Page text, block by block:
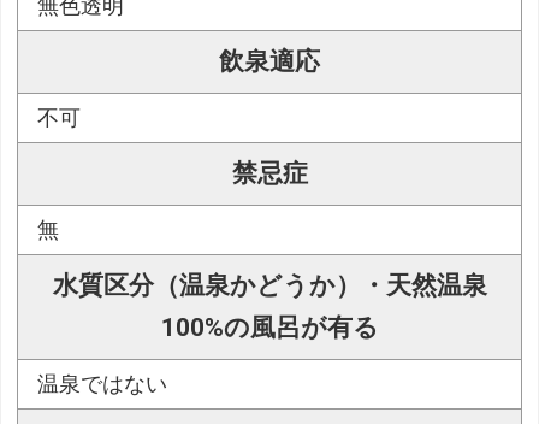
無色透明
飲泉適応
不可
禁忌症
無
水質区分（温泉かどうか）・天然温泉
100%の風呂が有る
温泉ではない